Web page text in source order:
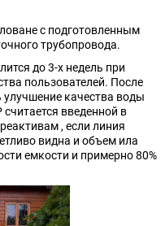
с подготовленным
трубопровода.
до 3-х недель при
пользователей. После
качества воды
введенной в
, если линия
видна и объем ила
емкости и примерно 80%